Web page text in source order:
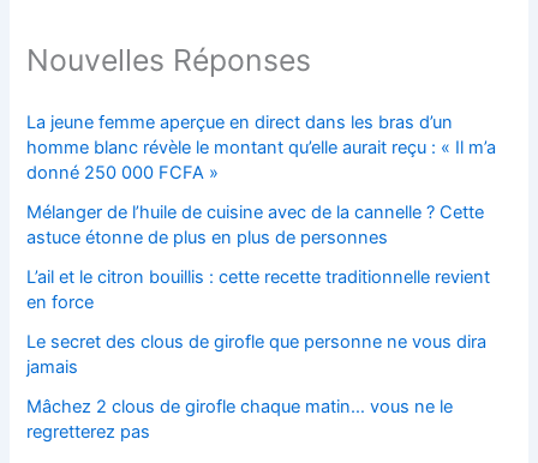
Nouvelles Réponses
La jeune femme aperçue en direct dans les bras d’un
homme blanc révèle le montant qu’elle aurait reçu : « Il m’a
donné 250 000 FCFA »
Mélanger de l’huile de cuisine avec de la cannelle ? Cette
astuce étonne de plus en plus de personnes
L’ail et le citron bouillis : cette recette traditionnelle revient
en force
Le secret des clous de girofle que personne ne vous dira
jamais
Mâchez 2 clous de girofle chaque matin… vous ne le
regretterez pas